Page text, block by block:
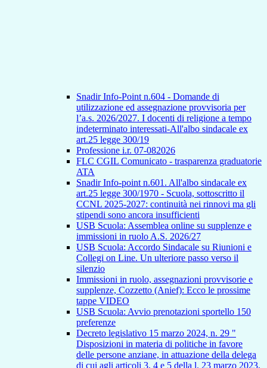
Snadir Info-Point n.604 - Domande di
utilizzazione ed assegnazione provvisoria per
l’a.s. 2026/2027. I docenti di religione a tempo
indeterminato interessati-All'albo sindacale ex
art.25 legge 300/19
Professione i.r. 07-082026
FLC CGIL Comunicato - trasparenza graduatorie
ATA
Snadir Info-point n.601. All'albo sindacale ex
art.25 legge 300/1970 - Scuola, sottoscritto il
CCNL 2025-2027: continuità nei rinnovi ma gli
stipendi sono ancora insufficienti
USB Scuola: Assemblea online su supplenze e
immissioni in ruolo A.S. 2026/27
USB Scuola: Accordo Sindacale su Riunioni e
Collegi on Line. Un ulteriore passo verso il
silenzio
Immissioni in ruolo, assegnazioni provvisorie e
supplenze, Cozzetto (Anief): Ecco le prossime
tappe VIDEO
USB Scuola: Avvio prenotazioni sportello 150
preferenze
Decreto legislativo 15 marzo 2024, n. 29 "
Disposizioni in materia di politiche in favore
delle persone anziane, in attuazione della delega
di cui agli articoli 3, 4 e 5 della l. 23 marzo 2023,